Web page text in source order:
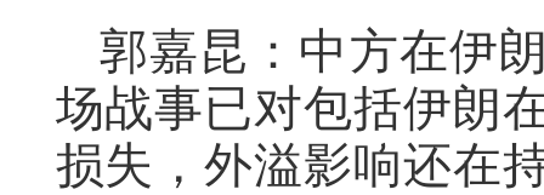
郭嘉昆：中方在伊
场战事已对包括伊朗
损失，外溢影响还在